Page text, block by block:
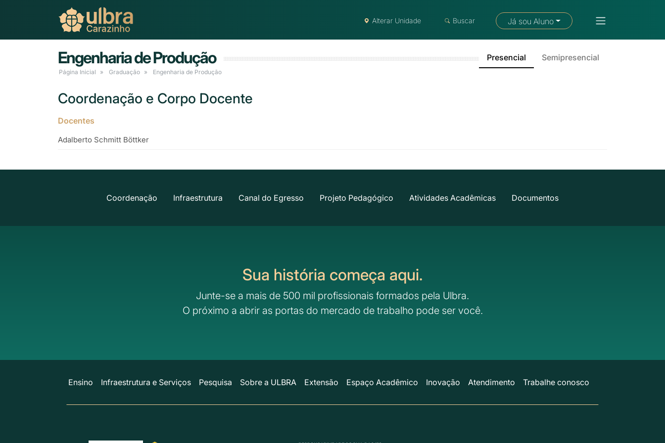
Fale com um consultor
Alterar Unidade Buscar Já sou Aluno
Engenharia de Produção Presencial Semipresencial
Página Inicial Graduação Engenharia de Produção
Coordenação e Corpo Docente
Docentes
Adalberto Schmitt Böttker
Coordenação Infraestrutura Canal do Egresso Projeto Pedagógico Atividades Acadêmicas Documentos
Sua história começa aqui.
Junte-se a mais de 500 mil profissionais formados pela Ulbra.
O próximo a abrir as portas do mercado de trabalho pode ser você.
Ensino Infraestrutura e Serviços Pesquisa Sobre a ULBRA Extensão Espaço Acadêmico Inovação Atendimento Trabalhe conosco